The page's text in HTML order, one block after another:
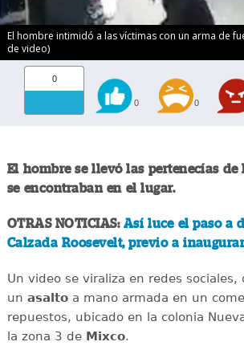
El hombre intimidó a las víctimas con un arma de
de video)
0
0 0
El hombre se llevó las pertenecías de
se encontraban en el lugar.
OTRAS NOTICIAS: Así luce el paso a
Calzada Roosevelt, previo a
Un video se viraliza en redes sociales,
un asaltoa mano armada en un
repuestos, ubicado en la colonia
la zona 3 de Mixco.